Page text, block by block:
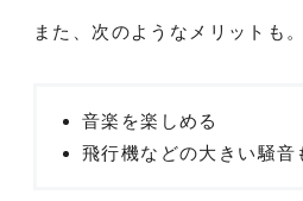
また、次のようなメリットも。
音楽を楽しめる
飛行機などの大きい騒音